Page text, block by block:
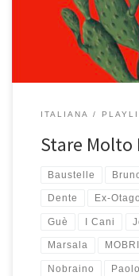
già ascoltata diverse
ITALIANA
Stare Molto
Baustelle
Dente Ex-Otago
Guè I Cani
Marsala
Nobraino